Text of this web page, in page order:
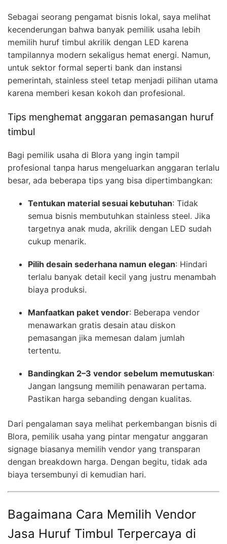
Sebagai seorang pengamat bisnis lokal, saya melihat
kecenderungan bahwa banyak pemilik usaha lebih
memilih huruf timbul akrilik dengan LED karena
tampilannya modern sekaligus hemat energi. Namun,
untuk sektor formal seperti bank dan instansi
pemerintah, stainless steel tetap menjadi pilihan utama
karena memberi kesan kokoh dan profesional.
Tips menghemat anggaran pemasangan huruf
timbul
Bagi pemilik usaha di Blora yang ingin tampil
profesional tanpa harus mengeluarkan anggaran terlalu
besar, ada beberapa tips yang bisa dipertimbangkan:
Tentukan material sesuai kebutuhan: Tidak
semua bisnis membutuhkan stainless steel. Jika
targetnya anak muda, akrilik dengan LED sudah
cukup menarik.
Pilih desain sederhana namun elegan: Hindari
terlalu banyak detail kecil yang justru menambah
biaya produksi.
Manfaatkan paket vendor: Beberapa vendor
menawarkan gratis desain atau diskon
pemasangan jika memesan dalam jumlah
tertentu.
Bandingkan 2–3 vendor sebelum memutuskan:
Jangan langsung memilih penawaran pertama.
Pastikan harga sebanding dengan kualitas.
Dari pengalaman saya melihat perkembangan bisnis di
Blora, pemilik usaha yang pintar mengatur anggaran
signage biasanya memilih vendor yang transparan
dengan breakdown harga. Dengan begitu, tidak ada
biaya tersembunyi di kemudian hari.
Bagaimana Cara Memilih Vendor
Jasa Huruf Timbul Terpercaya di